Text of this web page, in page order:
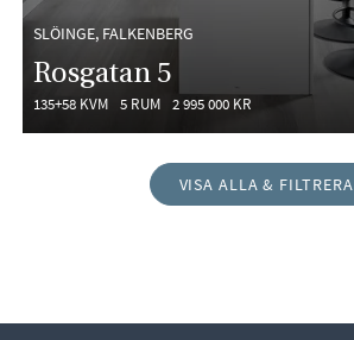
SLÖINGE, FALKENBERG
Rosgatan 5
135+58 KVM 5 RUM 2 995 000 KR
VISA ALLA & FILTRERA